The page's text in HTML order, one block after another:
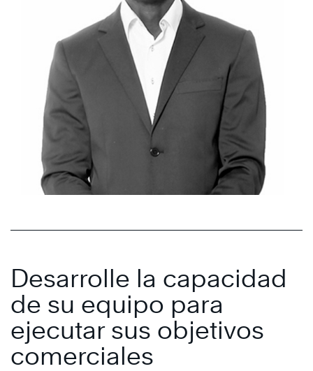
Desarrolle la capacidad
de su equipo para
ejecutar sus objetivos
comerciales